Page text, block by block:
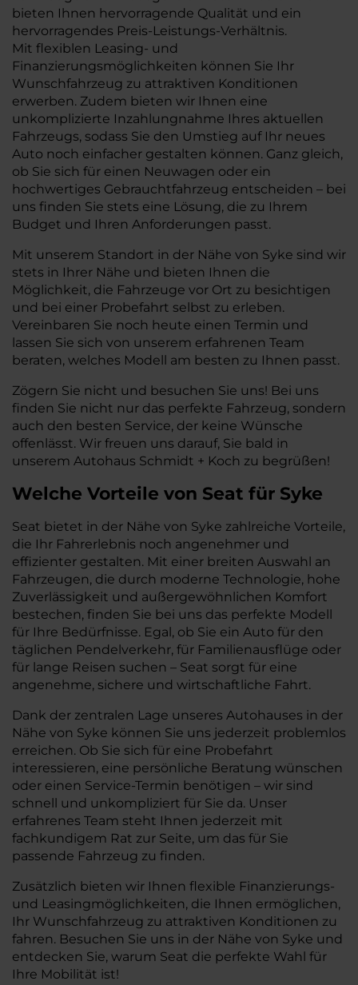
bieten Ihnen hervorragende Qualität und ein
hervorragendes Preis-Leistungs-Verhältnis.
Mit flexiblen Leasing- und
Finanzierungsmöglichkeiten können Sie Ihr
Wunschfahrzeug zu attraktiven Konditionen
erwerben. Zudem bieten wir Ihnen eine
unkomplizierte Inzahlungnahme Ihres aktuellen
Fahrzeugs, sodass Sie den Umstieg auf Ihr neues
Auto noch einfacher gestalten können. Ganz gleich,
ob Sie sich für einen Neuwagen oder ein
hochwertiges Gebrauchtfahrzeug entscheiden – bei
uns finden Sie stets eine Lösung, die zu Ihrem
Budget und Ihren Anforderungen passt.
Mit unserem Standort in der Nähe von Syke sind wir
stets in Ihrer Nähe und bieten Ihnen die
Möglichkeit, die Fahrzeuge vor Ort zu besichtigen
und bei einer Probefahrt selbst zu erleben.
Vereinbaren Sie noch heute einen Termin und
lassen Sie sich von unserem erfahrenen Team
beraten, welches Modell am besten zu Ihnen passt.
Zögern Sie nicht und besuchen Sie uns! Bei uns
finden Sie nicht nur das perfekte Fahrzeug, sondern
auch den besten Service, der keine Wünsche
offenlässt. Wir freuen uns darauf, Sie bald in
unserem Autohaus Schmidt + Koch zu begrüßen!
Welche Vorteile von Seat für Syke
Seat bietet in der Nähe von Syke zahlreiche Vorteile,
die Ihr Fahrerlebnis noch angenehmer und
effizienter gestalten. Mit einer breiten Auswahl an
Fahrzeugen, die durch moderne Technologie, hohe
Zuverlässigkeit und außergewöhnlichen Komfort
bestechen, finden Sie bei uns das perfekte Modell
für Ihre Bedürfnisse. Egal, ob Sie ein Auto für den
täglichen Pendelverkehr, für Familienausflüge oder
für lange Reisen suchen – Seat sorgt für eine
angenehme, sichere und wirtschaftliche Fahrt.
Dank der zentralen Lage unseres Autohauses in der
Nähe von Syke können Sie uns jederzeit problemlos
erreichen. Ob Sie sich für eine Probefahrt
interessieren, eine persönliche Beratung wünschen
oder einen Service-Termin benötigen – wir sind
schnell und unkompliziert für Sie da. Unser
erfahrenes Team steht Ihnen jederzeit mit
fachkundigem Rat zur Seite, um das für Sie
passende Fahrzeug zu finden.
Zusätzlich bieten wir Ihnen flexible Finanzierungs-
und Leasingmöglichkeiten, die Ihnen ermöglichen,
Ihr Wunschfahrzeug zu attraktiven Konditionen zu
fahren. Besuchen Sie uns in der Nähe von Syke und
entdecken Sie, warum Seat die perfekte Wahl für
Ihre Mobilität ist!